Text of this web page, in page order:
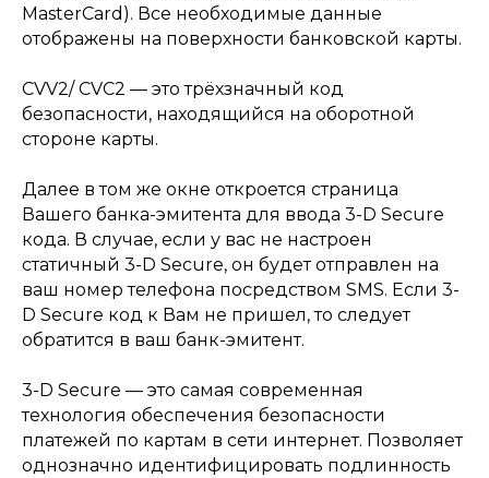
MasterCard). Все необходимые данные
отображены на поверхности банковской карты.
CVV2/ CVC2 — это трёхзначный код
безопасности, находящийся на оборотной
стороне карты.
Далее в том же окне откроется страница
Вашего банка-эмитента для ввода 3-D Secure
кода. В случае, если у вас не настроен
статичный 3-D Secure, он будет отправлен на
ваш номер телефона посредством SMS. Если 3-
D Secure код к Вам не пришел, то следует
обратится в ваш банк-эмитент.
3-D Secure — это самая современная
технология обеспечения безопасности
платежей по картам в сети интернет. Позволяет
однозначно идентифицировать подлинность